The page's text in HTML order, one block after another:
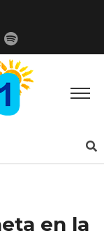
en la